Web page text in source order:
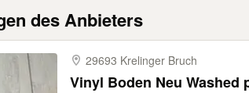
des Anbieters
29693 Krelinger Bruch
Vinyl Boden Neu Washed